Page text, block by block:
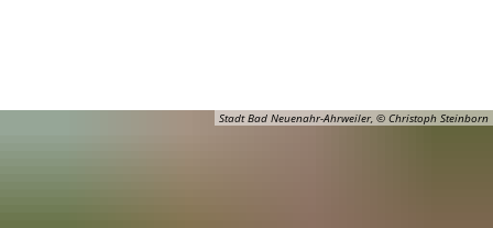
Stadt Bad Neuenahr-Ahrweiler, © Christoph Steinborn